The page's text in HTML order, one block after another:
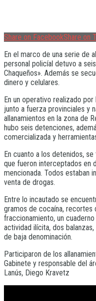
Share on FacebookShare on
En el marco de una serie de
personal policíal detuvo a
Chaqueños». Además se
dinero y celulares.
En un operativo realizado
junto a fuerza provinciales y
allanamientos en la zona de
hubo seis detenciones,
comercializada y
En cuanto a los detenidos,
que fueron interceptados en
mencionada. Todos estaban
venta de drogas.
Entre lo incautado se
gramos de cocaína, recortes
fraccionamiento, un
actividad ilícita, dos
de baja denominación.
Participaron de los
Gabinete y responsable del
Lanús, Diego Kravetz